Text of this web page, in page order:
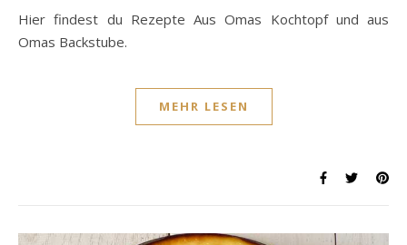
Hier findest du Rezepte Aus Omas Kochtopf und aus
Omas Backstube.
MEHR LESEN